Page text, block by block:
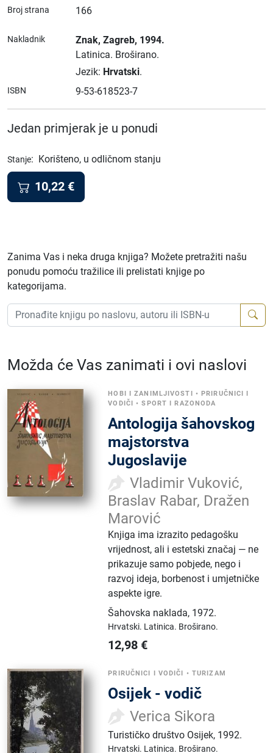
Broj strana 166
Nakladnik Znak, Zagreb, 1994.
Latinica. Broširano.
Jezik: Hrvatski.
ISBN 9-53-618523-7
Jedan primjerak je u ponudi
Stanje: Korišteno, u odličnom stanju
10,22 €
Zanima Vas i neka druga knjiga? Možete pretražiti našu
ponudu pomoću tražilice ili prelistati knjige po
kategorijama.
Možda će Vas zanimati i ovi naslovi
HOBI I ZANIMLJIVOSTI •PRIRUČNICI I
VODIČI •SPORT I RAZONODA
Antologija šahovskog
majstorstva
Jugoslavije
Vladimir Vuković,
Braslav Rabar, Dražen
Marović
Knjiga ima izrazito pedagošku
vrijednost, ali i estetski značaj — ne
prikazuje samo pobjede, nego i
razvoj ideja, borbenost i umjetničke
aspekte igre.
Šahovska naklada, 1972.
Hrvatski. Latinica. Broširano.
12,98 €
PRIRUČNICI I VODIČI • TURIZAM
Osijek - vodič
Verica Sikora
Turističko društvo Osijek, 1992.
Hrvatski. Latinica. Broširano.